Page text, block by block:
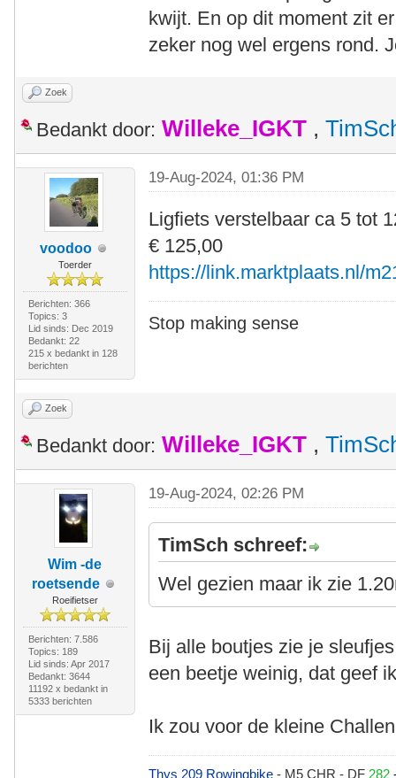
kwijt. En op dit moment zit
zeker nog wel ergens rond.
Zoek
Bedankt door: Willeke_IGKT ,
voodoo
Toerder
Berichten: 366
Topics: 3
Lid sinds: Dec 2019
Bedankt: 22
215 x bedankt in 128
berichten
19-Aug-2024, 01:36 PM
Ligfiets verstelbaar ca 5 tot
€ 125,00
https://link.marktplaats.nl/
Stop making sense
Zoek
Bedankt door: Willeke_IGKT ,
Wim -de
roetsende
Roeifietser
Berichten: 7.586
Topics: 189
Lid sinds: Apr 2017
Bedankt: 3644
11192 x bedankt in
5333 berichten
19-Aug-2024, 02:26 PM
TimSch schreef:
Wel gezien maar ik zie
Bij alle boutjes zie je
een beetje weinig, dat geef
Ik zou voor de kleine
Thys 209 Rowingbike- M5 CHR - DF 282